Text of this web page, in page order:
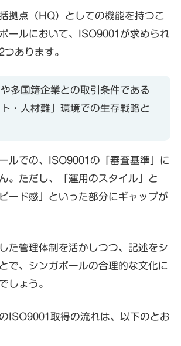
拠点（HQ）としての機能を持つこ
ールにおいて、ISO9001が求められ
あります。
多国籍企業との取引条件である
ト・人材難」環境での生存戦略と
ルでの、ISO9001の「審査基準」に
。ただし、「運用のスタイル」と
ード感」といった部分にギャップが
た管理体制を活かしつつ、記述をシ
で、シンガポールの合理的な文化に
しょう。
ISO9001取得の流れは、以下のとお